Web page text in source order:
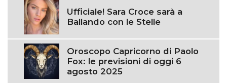
Ufficiale! Sara Croce sarà a
Ballando con le Stelle
Oroscopo Capricorno di Paolo
Fox: le previsioni di oggi 6
agosto 2025